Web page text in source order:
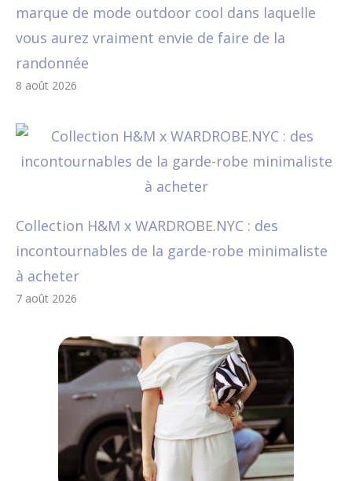
marque de mode outdoor cool dans laquelle
vous aurez vraiment envie de faire de la
randonnée
8 août 2026
Collection H&M x WARDROBE.NYC : des
incontournables de la garde-robe minimaliste
à acheter
7 août 2026